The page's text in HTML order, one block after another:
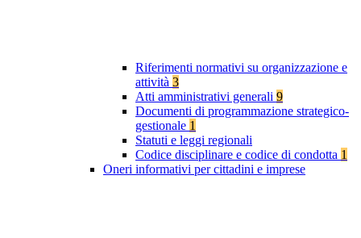
Riferimenti normativi su organizzazione e
attività 3
Atti amministrativi generali 9
Documenti di programmazione strategico-
gestionale 1
Statuti e leggi regionali
Codice disciplinare e codice di condotta 1
Oneri informativi per cittadini e imprese